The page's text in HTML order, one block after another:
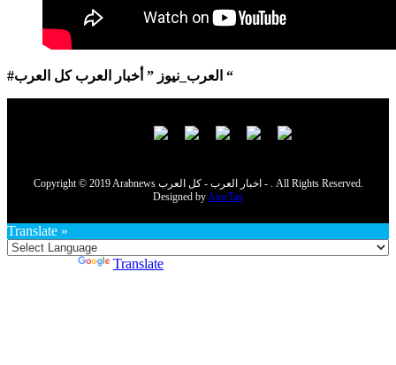
#العرب_نيوز ” أخبار العرب كل العرب “
Copyright © 2019 Arabnews اخبار العرب - كل العرب - . All Rights Reserved.
Designed byAmcTag
Translate »
Translate